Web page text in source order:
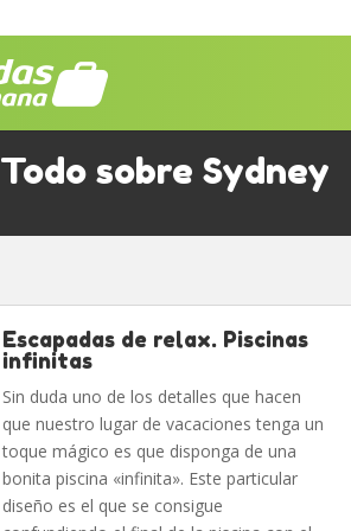
Todo sobre Sydney
Escapadas de relax. Piscinas
infinitas
Sin duda uno de los detalles que hacen
que nuestro lugar de vacaciones tenga un
toque mágico es que disponga de una
bonita piscina «infinita». Este particular
diseño es el que se consigue